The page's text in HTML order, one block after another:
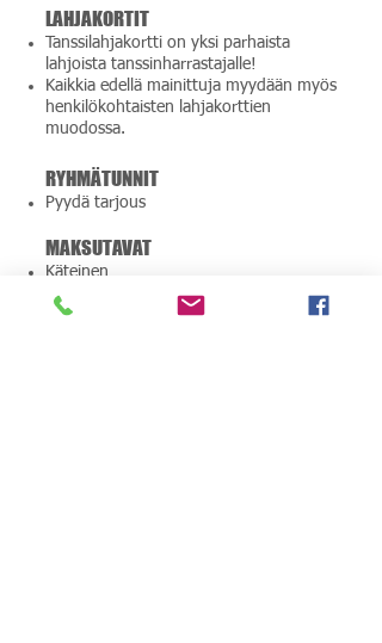
LAHJAKORTIT
Tanssilahjakortti on yksi parhaista
lahjoista tanssinharrastajalle!
Kaikkia edellä mainittuja myydään myös
henkilökohtaisten lahjakorttien
muodossa.
RYHMÄTUNNIT
Pyydä tarjous
MAKSUTAVAT
Käteinen
Pankki- ja luottokortit
MobilePay